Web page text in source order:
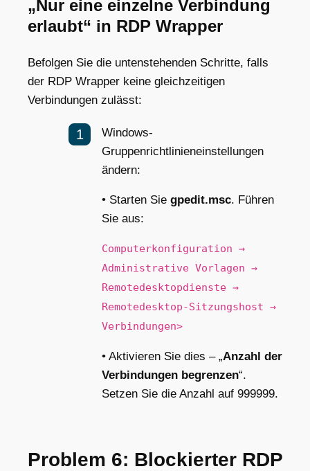
„Nur eine einzelne Verbindung
erlaubt“ in RDP Wrapper
Befolgen Sie die untenstehenden Schritte, falls
der RDP Wrapper keine gleichzeitigen
Verbindungen zulässt:
Windows-
Gruppenrichtlinieneinstellungen
ändern:
• Starten Sie gpedit.msc. Führen
Sie aus:
Computerkonfiguration →
Administrative Vorlagen →
Remotedesktopdienste →
Remotedesktop-Sitzungshost →
Verbindungen>
• Aktivieren Sie dies – „Anzahl der
Verbindungen begrenzen“.
Setzen Sie die Anzahl auf 999999.
Problem 6: Blockierter RDP